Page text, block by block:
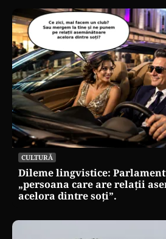
CULTURĂ
Dileme lingvistice:
„persoana care are relații
acelora dintre soți”.